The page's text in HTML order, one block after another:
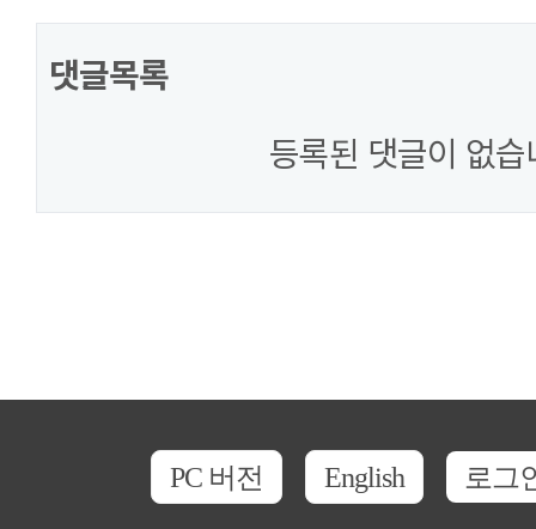
댓글목록
등록된 댓글이 없습
PC 버전 English 로그